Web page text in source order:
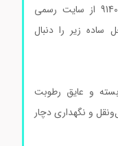
از سایترسمی
سادهزیررا دنبال
و عایقرطوبت
ونگهداریدچار